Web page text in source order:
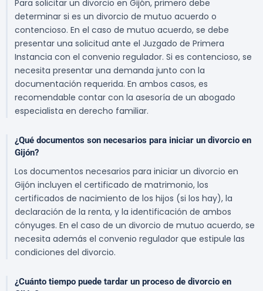
Para solicitar un divorcio en Gijón, primero debe
determinar si es un divorcio de mutuo acuerdo o
contencioso. En el caso de mutuo acuerdo, se debe
presentar una solicitud ante el Juzgado de Primera
Instancia con el convenio regulador. Si es contencioso, se
necesita presentar una demanda junto con la
documentación requerida. En ambos casos, es
recomendable contar con la asesoría de un abogado
especialista en derecho familiar.
¿Qué documentos son necesarios para iniciar un divorcio en
Gijón?
Los documentos necesarios para iniciar un divorcio en
Gijón incluyen el certificado de matrimonio, los
certificados de nacimiento de los hijos (si los hay), la
declaración de la renta, y la identificación de ambos
cónyuges. En el caso de un divorcio de mutuo acuerdo, se
necesita además el convenio regulador que estipule las
condiciones del divorcio.
¿Cuánto tiempo puede tardar un proceso de divorcio en